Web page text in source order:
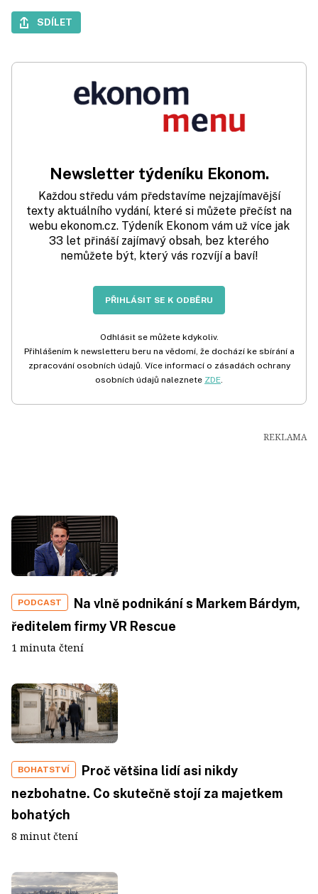
SDÍLET
Newsletter týdeníku Ekonom.
Každou středu vám představíme nejzajímavější
texty aktuálního vydání, které si můžete přečíst na
webu ekonom.cz. Týdeník Ekonom vám už více jak
33 let přináší zajímavý obsah, bez kterého
nemůžete být, který vás rozvíjí a baví!
PŘIHLÁSIT SE K ODBĚRU
Odhlásit se můžete kdykoliv.
Přihlášením k newsletteru beru na vědomí, že dochází ke sbírání a
zpracování osobních údajů. Více informací o zásadách ochrany
osobních údajů naleznete ZDE.
PODCAST
Na vlně podnikání s Markem Bárdym,
ředitelem firmy VR Rescue
1 minuta čtení
BOHATSTVÍ
Proč většina lidí asi nikdy
nezbohatne. Co skutečně stojí za majetkem
bohatých
8 minut čtení